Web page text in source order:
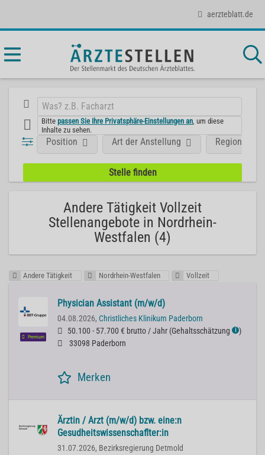
aerzteblatt.de
Bittepassen Sie Ihre Privatsphäre-Einstellungen an , um diese
Inhalte zu sehen.
Position Art der Anstellung Region
Andere Tätigkeit Vollzeit
Stellenangebote in Nordrhein-
Westfalen (4)
Andere Tätigkeit Nordrhein-Westfalen Vollzeit
Premium
Physician Assistant (m/w/d)
04.08.2026, Christliches Klinikum Paderborn
50.100 - 57.700 € brutto / Jahr (Gehaltsschätzung ℹ )
33098 Paderborn
Merken
Ärztin / Arzt (m/w/d) bzw. eine:n
Gesudheitswissenschaflter:in
31.07.2026, Bezirksregierung Detmold